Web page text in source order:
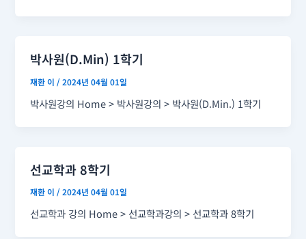
박사원(D.Min) 1학기
재환 이 /2024년 04월 01일
박사원강의 Home > 박사원강의 > 박사원(D.Min.) 1학기
선교학과 8학기
재환 이 /2024년 04월 01일
선교학과 강의 Home > 선교학과강의 > 선교학과 8학기